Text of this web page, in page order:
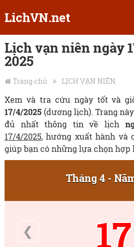
LichVN.net
Lịch vạn niên ngày
2025
Trang chủ LỊCH VẠN NIÊN
Xem và tra cứu ngày tốt và
17/4/2025 (dương lịch). Trang
đủ nhất thông tin về lịch
17/4/2025, hướng xuất hành và
giúp bạn có những lựa chọn hợp
Tháng 4 -
❮ 17